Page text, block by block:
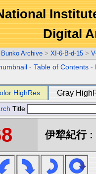
Digital
Archive > XI-6-B-d-15 >
-Table of Contents -
HighRes Gray
Title
伊犂紀行